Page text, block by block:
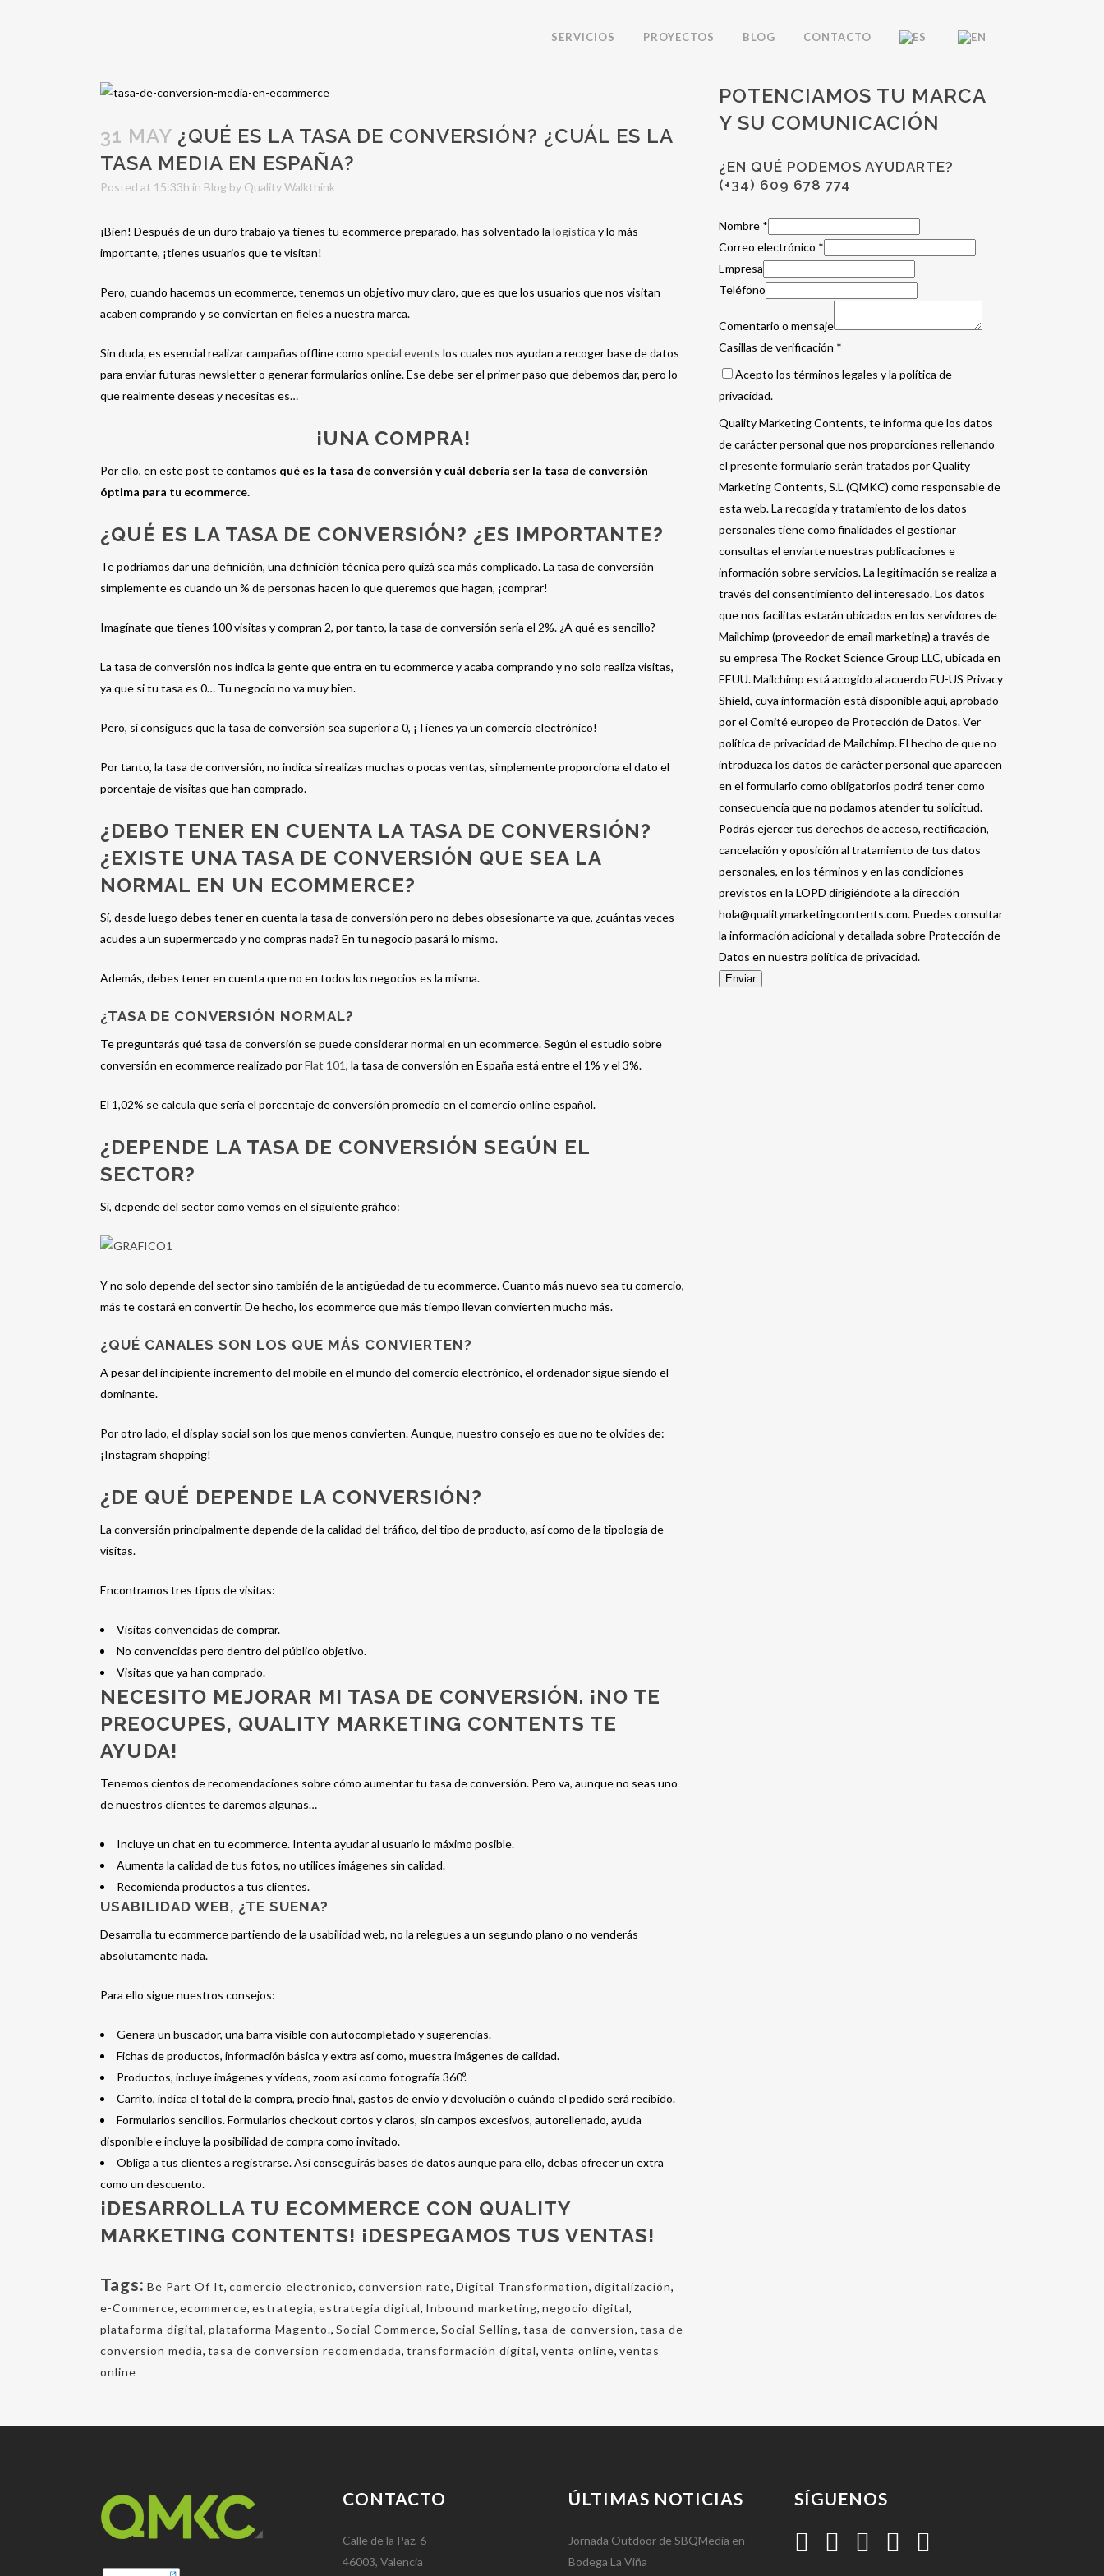
SERVICIOS PROYECTOS BLOG CONTACTO
31 MAY ¿QUÉ ES LA TASA DE CONVERSIÓN? ¿CUÁL ES LA
TASA MEDIA EN ESPAÑA?
Posted at 15:33h in Blog by Quality Walkthink
¡Bien! Después de un duro trabajo ya tienes tu ecommerce preparado, has solventado la logística y lo más
importante, ¡tienes usuarios que te visitan!
Pero, cuando hacemos un ecommerce, tenemos un objetivo muy claro, que es que los usuarios que nos visitan
acaben comprando y se conviertan en fieles a nuestra marca.
Sin duda, es esencial realizar campañas offline como special events los cuales nos ayudan a recoger base de datos
para enviar futuras newsletter o generar formularios online. Ese debe ser el primer paso que debemos dar, pero lo
que realmente deseas y necesitas es…
¡UNA COMPRA!
Por ello, en este post te contamos qué es la tasa de conversión y cuál debería ser la tasa de conversión
óptima para tu ecommerce.
¿QUÉ ES LA TASA DE CONVERSIÓN? ¿ES IMPORTANTE?
Te podríamos dar una definición, una definición técnica pero quizá sea más complicado. La tasa de conversión
simplemente es cuando un % de personas hacen lo que queremos que hagan, ¡comprar!
Imagínate que tienes 100 visitas y compran 2, por tanto, la tasa de conversión sería el 2%. ¿A qué es sencillo?
La tasa de conversión nos indica la gente que entra en tu ecommerce y acaba comprando y no solo realiza visitas,
ya que si tu tasa es 0… Tu negocio no va muy bien.
Pero, si consigues que la tasa de conversión sea superior a 0, ¡Tienes ya un comercio electrónico!
Por tanto, la tasa de conversión, no indica si realizas muchas o pocas ventas, simplemente proporciona el dato el
porcentaje de visitas que han comprado.
¿DEBO TENER EN CUENTA LA TASA DE CONVERSIÓN?
¿EXISTE UNA TASA DE CONVERSIÓN QUE SEA LA
NORMAL EN UN ECOMMERCE?
Sí, desde luego debes tener en cuenta la tasa de conversión pero no debes obsesionarte ya que, ¿cuántas veces
acudes a un supermercado y no compras nada? En tu negocio pasará lo mismo.
Además, debes tener en cuenta que no en todos los negocios es la misma.
¿TASA DE CONVERSIÓN NORMAL?
Te preguntarás qué tasa de conversión se puede considerar normal en un ecommerce. Según el estudio sobre
conversión en ecommerce realizado porFlat 101, la tasa de conversión en España está entre el 1% y el 3%.
El 1,02% se calcula que sería el porcentaje de conversión promedio en el comercio online español.
¿DEPENDE LA TASA DE CONVERSIÓN SEGÚN EL
SECTOR?
Sí, depende del sector como vemos en el siguiente gráfico:
Y no solo depende del sector sino también de la antigüedad de tu ecommerce. Cuanto más nuevo sea tu comercio,
más te costará en convertir. De hecho, los ecommerce que más tiempo llevan convierten mucho más.
¿QUÉ CANALES SON LOS QUE MÁS CONVIERTEN?
A pesar del incipiente incremento del mobile en el mundo del comercio electrónico, el ordenador sigue siendo el
dominante.
Por otro lado, el display social son los que menos convierten. Aunque, nuestro consejo es que no te olvides de:
¡Instagram shopping!
¿DE QUÉ DEPENDE LA CONVERSIÓN?
La conversión principalmente depende de la calidad del tráfico, del tipo de producto, así como de la tipología de
visitas.
Encontramos tres tipos de visitas:
Visitas convencidas de comprar.
No convencidas pero dentro del público objetivo.
Visitas que ya han comprado.
NECESITO MEJORAR MI TASA DE CONVERSIÓN. ¡NO TE
PREOCUPES, QUALITY MARKETING CONTENTS TE
AYUDA!
Tenemos cientos de recomendaciones sobre cómo aumentar tu tasa de conversión. Pero va, aunque no seas uno
de nuestros clientes te daremos algunas…
Incluye un chat en tu ecommerce. Intenta ayudar al usuario lo máximo posible.
Aumenta la calidad de tus fotos, no utilices imágenes sin calidad.
Recomienda productos a tus clientes.
USABILIDAD WEB, ¿TE SUENA?
Desarrolla tu ecommerce partiendo de la usabilidad web, no la relegues a un segundo plano o no venderás
absolutamente nada.
Para ello sigue nuestros consejos:
Genera un buscador, una barra visible con autocompletado y sugerencias.
Fichas de productos, información básica y extra así como, muestra imágenes de calidad.
Productos, incluye imágenes y vídeos, zoom así como fotografía 360º.
Carrito, indica el total de la compra, precio final, gastos de envío y devolución o cuándo el pedido será recibido.
Formularios sencillos. Formularios checkout cortos y claros, sin campos excesivos, autorellenado, ayuda
disponible e incluye la posibilidad de compra como invitado.
Obliga a tus clientes a registrarse. Así conseguirás bases de datos aunque para ello, debas ofrecer un extra
como un descuento.
¡DESARROLLA TU ECOMMERCE CON QUALITY
MARKETING CONTENTS! ¡DESPEGAMOS TUS VENTAS!
Tags: Be Part Of It, comercio electronico, conversion rate, Digital Transformation, digitalización,
e-Commerce, ecommerce, estrategia, estrategia digital, Inbound marketing, negocio digital,
plataforma digital, plataforma Magento., Social Commerce, Social Selling, tasa de conversion, tasa de
conversion media, tasa de conversion recomendada, transformación digital, venta online, ventas
online
POTENCIAMOS TU MARCA
Y SU COMUNICACIÓN
¿EN QUÉ PODEMOS AYUDARTE?
(+34) 609 678 774
Nombre *
Correo electrónico *
Empresa
Teléfono
Comentario o mensaje
Casillas de verificación *
Acepto los términos legales y la política de
privacidad.
Quality Marketing Contents, te informa que los datos
de carácter personal que nos proporciones rellenando
el presente formulario serán tratados por Quality
Marketing Contents, S.L (QMKC) como responsable de
esta web. La recogida y tratamiento de los datos
personales tiene como finalidades el gestionar
consultas el enviarte nuestras publicaciones e
información sobre servicios. La legitimación se realiza a
través del consentimiento del interesado. Los datos
que nos facilitas estarán ubicados en los servidores de
Mailchimp (proveedor de email marketing) a través de
su empresa The Rocket Science Group LLC, ubicada en
EEUU. Mailchimp está acogido al acuerdo EU-US Privacy
Shield, cuya información está disponible aquí, aprobado
por el Comité europeo de Protección de Datos. Ver
política de privacidad de Mailchimp. El hecho de que no
introduzca los datos de carácter personal que aparecen
en el formulario como obligatorios podrá tener como
consecuencia que no podamos atender tu solicitud.
Podrás ejercer tus derechos de acceso, rectificación,
cancelación y oposición al tratamiento de tus datos
personales, en los términos y en las condiciones
previstos en la LOPD dirigiéndote a la dirección
hola@qualitymarketingcontents.com. Puedes consultar
la información adicional y detallada sobre Protección de
Datos en nuestra política de privacidad.
Enviar
CONTACTO
Calle de la Paz, 6
46003, Valencia
ÚLTIMAS NOTICIAS
Jornada Outdoor de SBQMedia en
Bodega La Viña
SÍGUENOS